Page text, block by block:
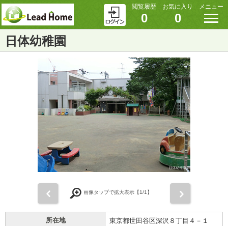
閲覧履歴
0
お気に入り
0
メニュー
日体幼稚園
画像タップで拡大表示【1/1】
所在地 東京都世田谷区深沢８丁目４－１